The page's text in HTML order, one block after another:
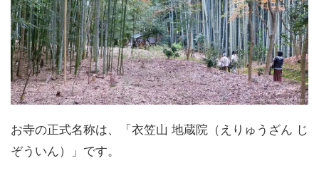
お寺の正式名称は、「衣笠山 地蔵院（えりゅうざん じ
ぞういん）」です。